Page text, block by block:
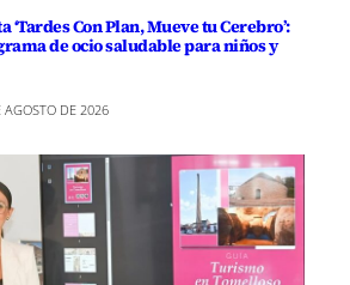
Con Plan, Mueve tu Cerebro’:
de ocio saludable para niños y
AGOSTO DE 2026